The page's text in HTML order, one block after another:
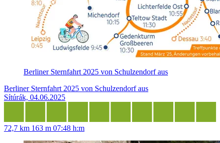
Berliner Sternfahrt 2025 von Schulzendorf aus
Berliner Sternfahrt 2025 von Schulzendorf aus
Sítúrák, 04.06.2025
72,7 km 163 m 07:48 h:m